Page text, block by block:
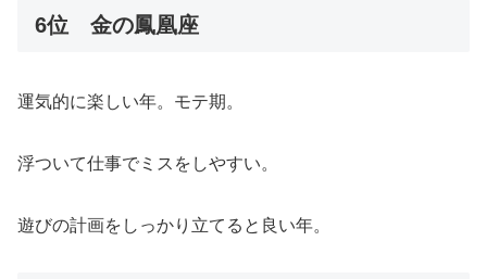
6位 金の鳳凰座
運気的に楽しい年。モテ期。
浮ついて仕事でミスをしやすい。
遊びの計画をしっかり立てると良い年。